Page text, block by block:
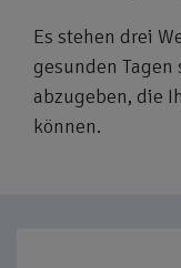
Es stehen drei
gesunden
abzugeben, die
können.